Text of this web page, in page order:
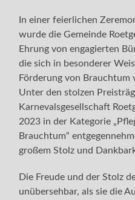
In einer feierlichen
wurde die Gemeinde
Ehrung von engagierten
die sich in besonderer
Förderung von Brauchtum
Unter den stolzen
Karnevalsgesellschaft
2023 in der Kategorie
Brauchtum“
großem Stolz und
Die Freude und der Stolz
unübersehbar, als sie die